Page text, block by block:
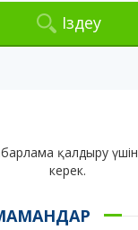
Іздеу
қалдыру үшін
керек.